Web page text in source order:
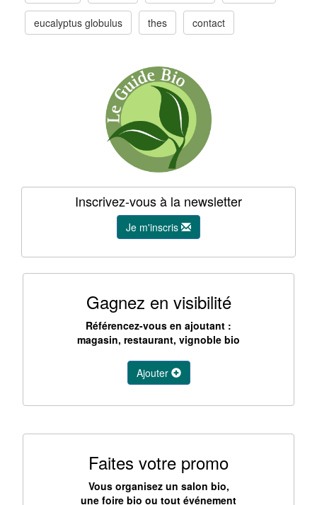
eucalyptus globulus thes contact
Inscrivez-vous à la newsletter
Je m'inscris
Gagnez en visibilité
Référencez-vous en ajoutant :
magasin, restaurant, vignoble bio
Ajouter
Faites votre promo
Vous organisez un salon bio,
une foire bio ou tout événement